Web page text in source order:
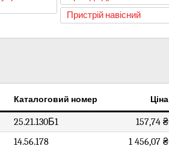
Пристрій навісний
Каталоговий номер Ціна
25.21.130Б1
157,74 ₴
14.56.178
1 456,07 ₴